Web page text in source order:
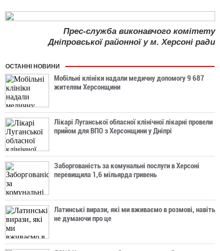
Прес-служба виконавчого комітету
Дніпровської районної у м. Херсоні ради
ОСТАННІ НОВИНИ
Мобільні клініки надали медичну допомогу 9 687
жителям Херсонщини
Лікарі Луганської обласної клінічної лікарні провели
прийом для ВПО з Херсонщини у Дніпрі
Заборгованість за комунальні послуги в Херсоні
перевищила 1,6 мільярда гривень
Латинські вирази, які ми вживаємо в розмові, навіть
не думаючи про це